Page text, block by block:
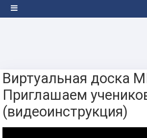
Боковая панель
Виртуальная доска
Приглашаем
(видеоинструкция)